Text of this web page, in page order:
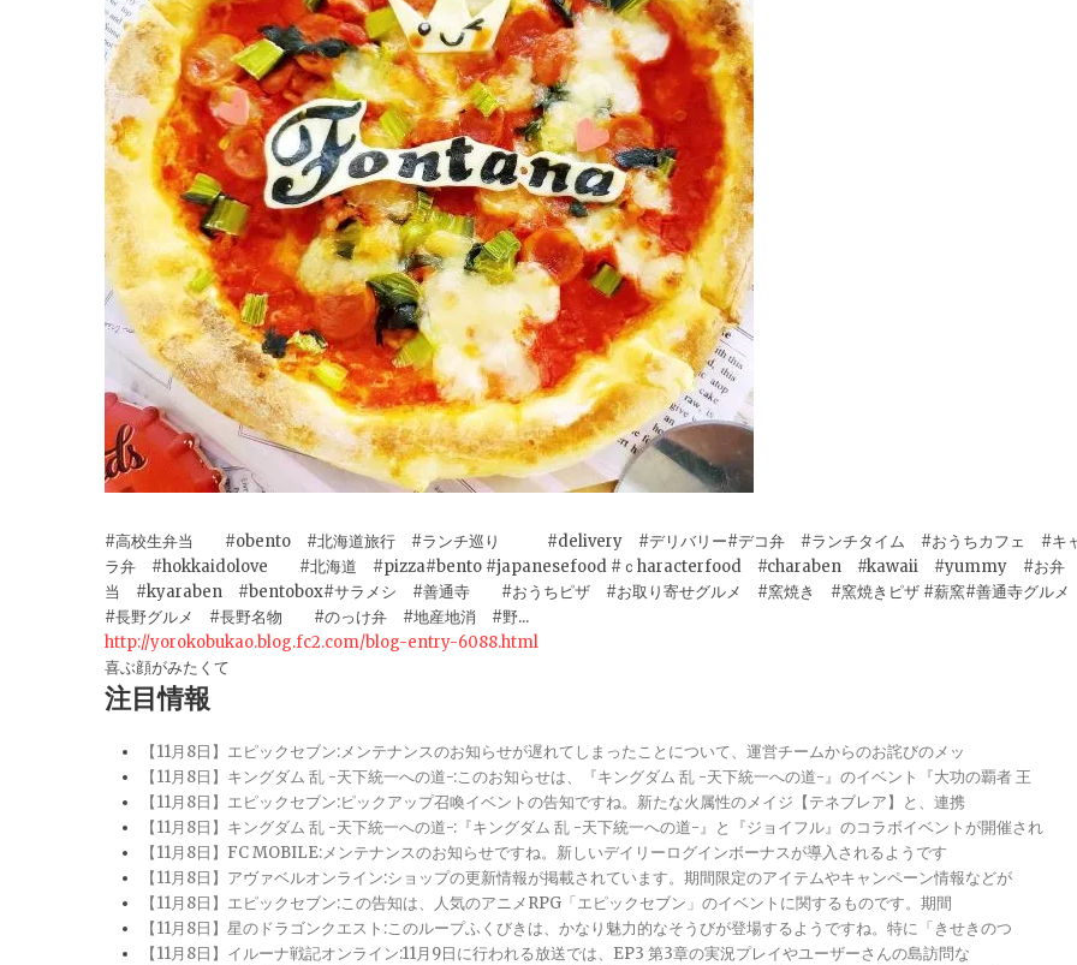
#高校生弁当 #obento #北海道旅行 #ランチ巡り #delivery #デリバリー#デコ弁 #ランチタイム #おうちカフェ #キ
ラ弁 #hokkaidolove #北海道 #pizza#bento #japanesefood #ｃharacterfood #charaben #kawaii #yummy #お弁
当 #kyaraben #bentobox#サラメシ #善通寺 #おうちピザ #お取り寄せグルメ #窯焼き #窯焼きピザ #薪窯#善通寺グル
#長野グルメ #長野名物 #のっけ弁 #地産地消 #野...
http://yorokobukao.blog.fc2.com/blog-entry-6088.html
喜ぶ顔がみたくて
注目情報
【11月8日】エピックセブン:メンテナンスのお知らせが遅れてしまったことについて、運営チームからのお詫びのメッ
【11月8日】キングダム 乱 -天下統一への道-:このお知らせは、『キングダム 乱 -天下統一への道-』のイベント『大功の覇者 王
【11月8日】エピックセブン:ピックアップ召喚イベントの告知ですね。新たな火属性のメイジ【テネブレア】と、連携
【11月8日】キングダム 乱 -天下統一への道-:『キングダム 乱 -天下統一への道-』と『ジョイフル』のコラボイベントが開催され
【11月8日】FC MOBILE:メンテナンスのお知らせですね。新しいデイリーログインボーナスが導入されるようです
【11月8日】アヴァベルオンライン:ショップの更新情報が掲載されています。期間限定のアイテムやキャンペーン情報などが
【11月8日】エピックセブン:この告知は、人気のアニメRPG「エピックセブン」のイベントに関するものです。期間
【11月8日】星のドラゴンクエスト:このループふくびきは、かなり魅力的なそうびが登場するようですね。特に「きせきのつ
【11月8日】イルーナ戦記オンライン:11月9日に行われる放送では、EP3 第3章の実況プレイやユーザーさんの島訪問な